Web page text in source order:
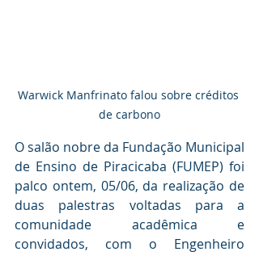
Warwick Manfrinato falou sobre créditos
de carbono
O salão nobre da Fundação Municipal
de Ensino de Piracicaba (FUMEP) foi
palco ontem, 05/06, da realização de
duas palestras voltadas para a
comunidade acadêmica e
convidados, com o Engenheiro